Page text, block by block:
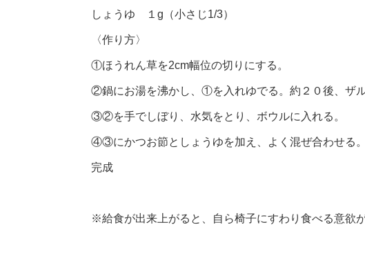
しょうゆ １g（小さじ1/3）
〈作り方〉
①ほうれん草を2cm幅位の切りにする。
②鍋にお湯を沸かし、①を入れゆでる。約２０後、ザ
③②を手でしぼり、水気をとり、ボウルに入れる。
④③にかつお節としょうゆを加え、よく混ぜ合わせる。
完成
※給食が出来上がると、自ら椅子にすわり食べる意欲